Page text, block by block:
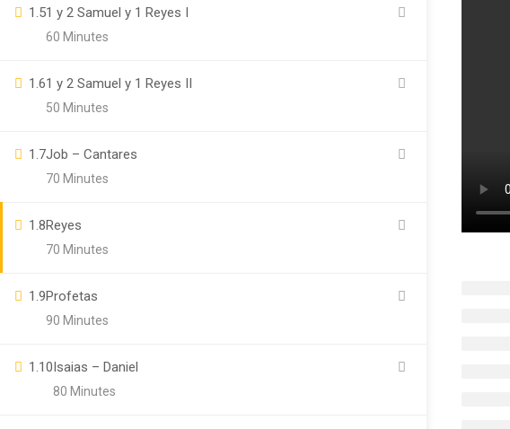
1.51 y 2 Samuel y 1 Reyes I
60 Minutes
1.61 y 2 Samuel y 1 Reyes II
50 Minutes
1.7Job – Cantares
70 Minutes
1.8Reyes
70 Minutes
1.9Profetas
90 Minutes
1.10Isaias – Daniel
80 Minutes